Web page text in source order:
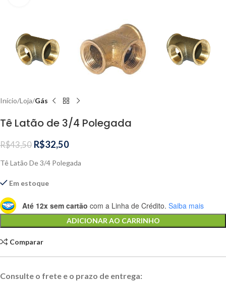
Início Loja Gás
Tê Latão de 3/4 Polegada
R$43,50 R$32,50
Tê Latão De 3/4 Polegada
Em estoque
Até 12x sem cartão com a Linha de Crédito. Saiba mais
ADICIONAR AO CARRINHO
Comparar
Consulte o frete e o prazo de entrega: